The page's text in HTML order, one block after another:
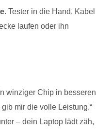
. Tester in die Hand, Kabel
laufen oder ihn
winziger Chip in besseren
mir die volle Leistung.“
– dein Laptop lädt zäh,